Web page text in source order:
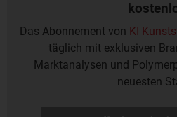
Das Abonnement von KI
täglich mit exklusiven
Marktanalysen und
neuesten